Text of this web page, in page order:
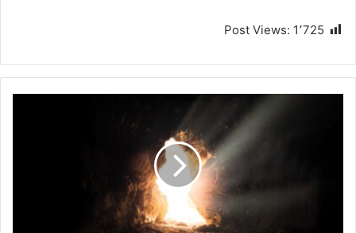
Post Views: 1٬725